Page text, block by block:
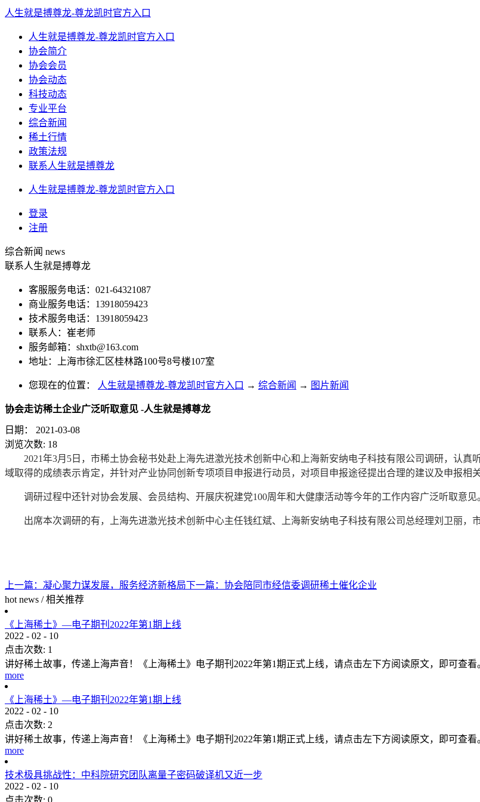
人生就是搏尊龙-尊龙凯时官方入口
人生就是搏尊龙-尊龙凯时官方入口
协会简介
协会会员
协会动态
科技动态
专业平台
综合新闻
稀土行情
政策法规
联系人生就是搏尊龙
人生就是搏尊龙-尊龙凯时官方入口
登录
注册
综合新闻 news
联系人生就是搏尊龙
客服服务电话：021-64321087
商业服务电话：13918059423
技术服务电话：13918059423
联系人：崔老师
服务邮箱： shxtb@163.com
地址：上海市徐汇区桂林路100号8号楼107室
您现在的位置： 人生就是搏尊龙-尊龙凯时官方入口 → 综合新闻 → 图片新闻
协会走访稀土企业广泛听取意见 -人生就是搏尊龙
日期：
2021-03-08
浏览次数: 18
2021年3月5日，市稀土协会秘书处赴上海先进激光技术创新中心和上海新安纳电子科技有限公司调研，认
域取得的成绩表示肯定，并针对产业协同创新专项项目申报进行动员，对项目申报途径提出合理的建议及申报相关
调研过程中还针对协会发展、会员结构、开展庆祝建党100周年和大健康活动等今年的工作内容广泛听取意见
出席本次调研的有，上海先进激光技术创新中心主任钱红斌、上海新安纳电子科技有限公司总经理刘卫丽，
上一篇： 凝心聚力谋发展，服务经济新格局下一篇： 协会陪同市经信委调研稀土催化企业
hot news / 相关推荐
《上海稀土》—电子期刊2022年第1期上线
2022 - 02 - 10
点击次数: 1
讲好稀土故事，传递上海声音！《上海稀土》电子期刊2022年第1期正式上线，请点击左下方阅读原文，即可查看
more
《上海稀土》—电子期刊2022年第1期上线
2022 - 02 - 10
点击次数: 2
讲好稀土故事，传递上海声音！《上海稀土》电子期刊2022年第1期正式上线，请点击左下方阅读原文，即可查看
more
技术极具挑战性：中科院研究团队离量子密码破译机又近一步
2022 - 02 - 10
点击次数: 0